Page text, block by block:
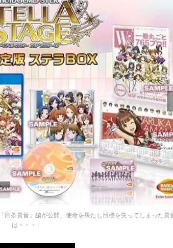
四条貴音」編が公開、使命を果たし目標を失ってしまった貴
は・・・
次の画像